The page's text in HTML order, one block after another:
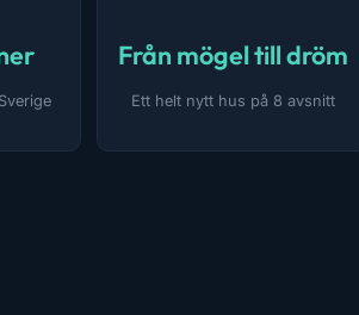
Från mögel till dröm
Ett helt nytt hus på 8 avsnitt